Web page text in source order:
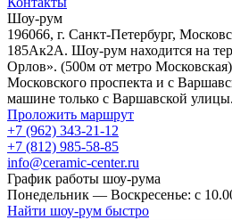
Шоу-рум
196066, г. Санкт-Петербург,
185Ак2А. Шоу-рум находится на
Орлов». (500м от метро
Московского проспекта и с
машине только с Варшавской улицы.
Проложить маршрут
+7 (962) 343-21-12
+7 (812) 985-58-85
info@ceramic-center.ru
График работы шоу-рума
Понедельник — Воскресенье: с
Найти шоу-рум быстро